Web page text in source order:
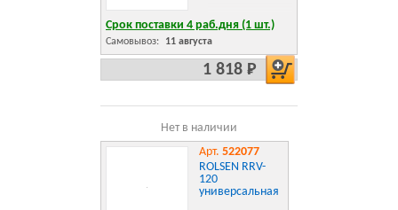
Срок поставки 4 раб.дня (1 шт.)
Самовывоз: 11 августа
1 818 Р
Нет в наличии
Арт. 522077
ROLSEN RRV-
120
универсальная